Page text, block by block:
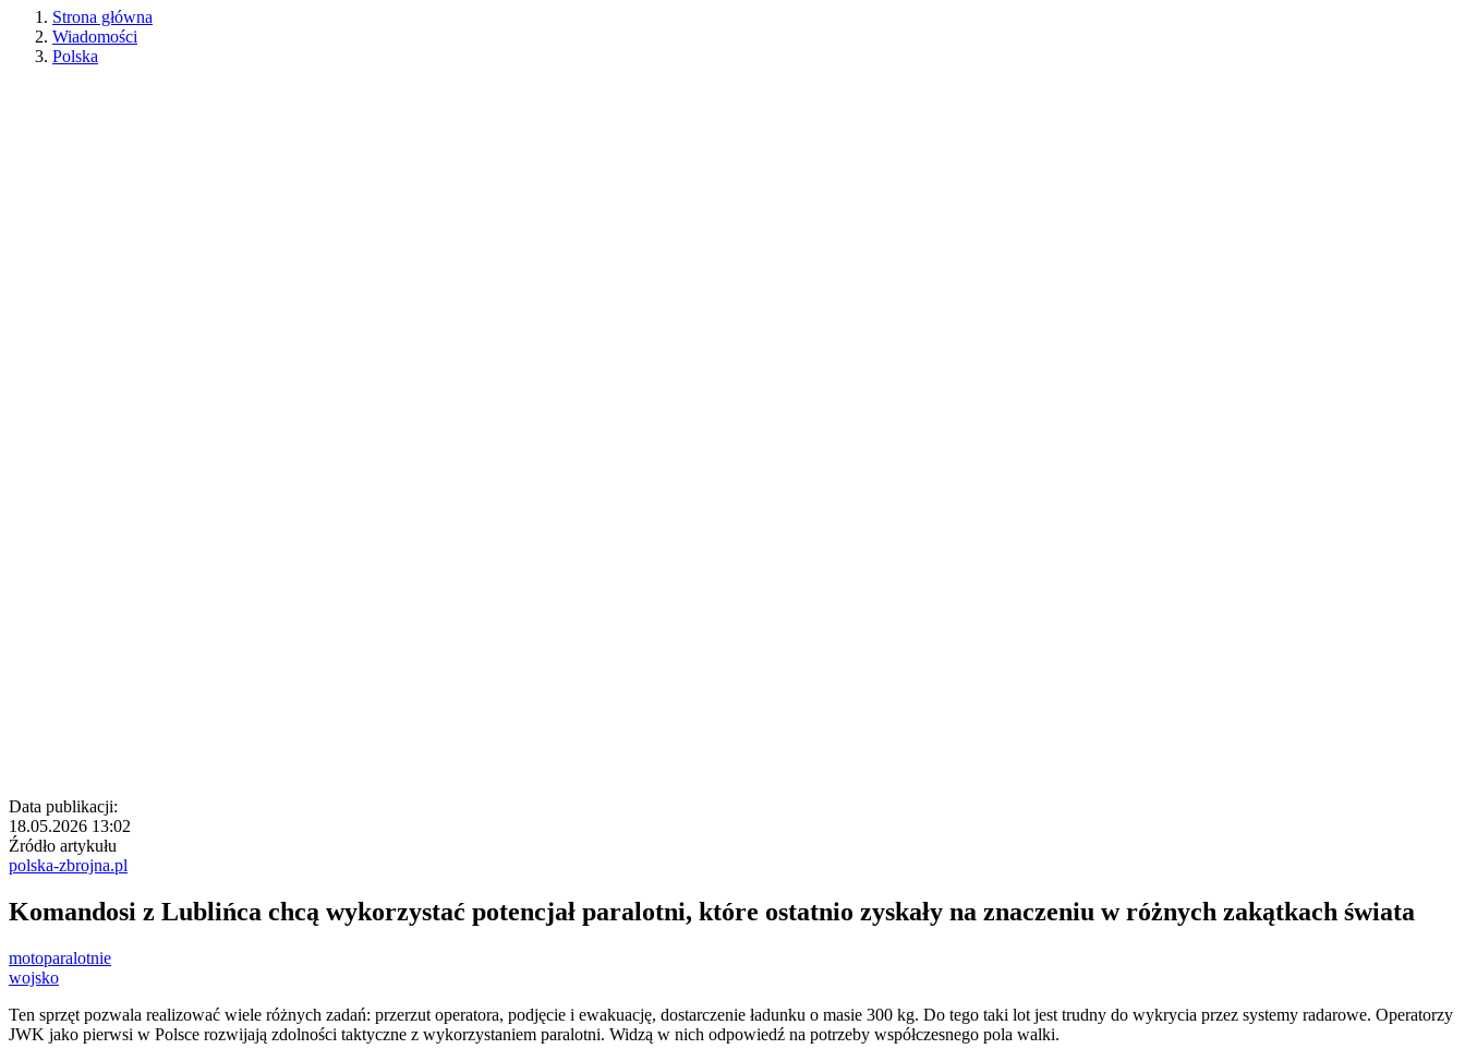
Strona główna
Wiadomości
Polska
Data publikacji:
18.05.2026 13:02
Źródło artykułu
polska-zbrojna.pl
Komandosi z Lublińca chcą wykorzystać potencjał paralotni, które ostatnio zyskały na znaczeniu w różnych zakątkach świata
motoparalotnie
wojsko
Ten sprzęt pozwala realizować wiele różnych zadań: przerzut operatora, podjęcie i ewakuację, dostarczenie ładunku o masie 300 kg. Do tego taki lot jest trudny do wykrycia przez systemy radarowe. Operatorzy
JWK jako pierwsi w Polsce rozwijają zdolności taktyczne z wykorzystaniem paralotni. Widzą w nich odpowiedź na potrzeby współczesnego pola walki.